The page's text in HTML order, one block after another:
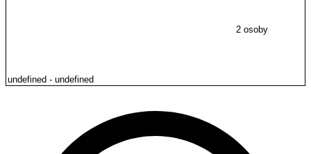
2 osoby